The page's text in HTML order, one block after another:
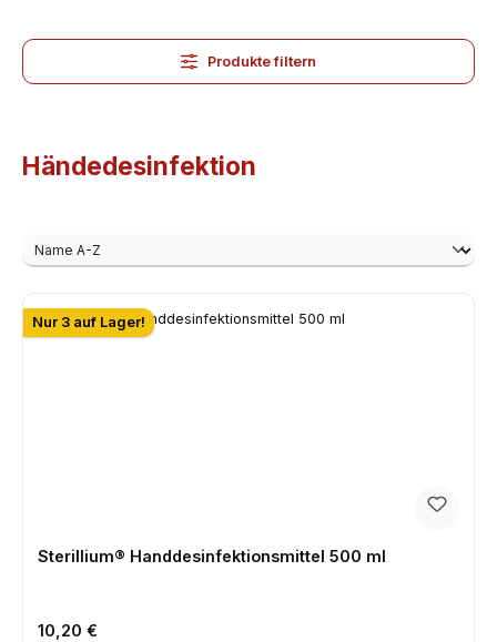
Produkte filtern
Händedesinfektion
Nur 3 auf Lager!
Sterillium® Handdesinfektionsmittel 500 ml
Regulärer Preis:
10,20 €